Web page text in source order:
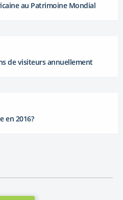
au Patrimoine Mondial
de visiteurs annuellement
en 2016?